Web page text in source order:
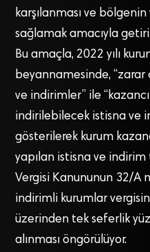
karşılanması ve
sağlamak amacıyla
Bu amaçla, 2022 yılı
beyannamesinde,
ve indirimler” ile
indirilebilecek istisna ve
gösterilerek kurum
yapılan istisna ve indirim
Vergisi Kanununun 32/A
indirimli kurumlar
üzerinden tek seferlik
alınması öngörülüyor.